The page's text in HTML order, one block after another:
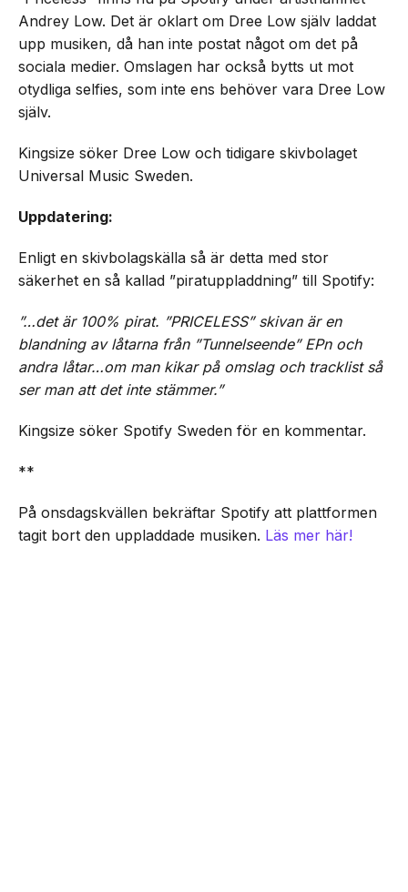
Andrey Low. Det är oklart om Dree Low själv laddat
upp musiken, då han inte postat något om det på
sociala medier. Omslagen har också bytts ut mot
otydliga selfies, som inte ens behöver vara Dree Low
själv.
Kingsize söker Dree Low och tidigare skivbolaget
Universal Music Sweden.
Uppdatering:
Enligt en skivbolagskälla så är detta med stor
säkerhet en så kallad ”piratuppladdning” till Spotify:
”…det är 100% pirat. ”PRICELESS” skivan är en
blandning av låtarna från ”Tunnelseende” EPn och
andra låtar…om man kikar på omslag och tracklist så
ser man att det inte stämmer.”
Kingsize söker Spotify Sweden för en kommentar.
**
På onsdagskvällen bekräftar Spotify att plattformen
tagit bort den uppladdade musiken. Läs mer här!